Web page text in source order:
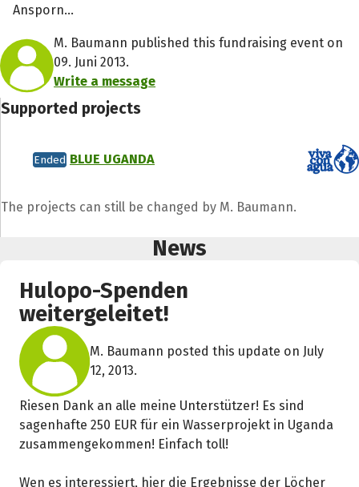
Ansporn...
M. Baumann published this fundraising event on
09. Juni 2013.
Write a message
Supported projects
Ended BLUE UGANDA
The projects can still be changed by M. Baumann.
News
Hulopo-Spenden
weitergeleitet!
M. Baumann posted this update on July
12, 2013.
Riesen Dank an alle meine Unterstützer! Es sind
sagenhafte 250 EUR für ein Wasserprojekt in Uganda
zusammengekommen! Einfach toll!
Wen es interessiert, hier die Ergebnisse der Löcher